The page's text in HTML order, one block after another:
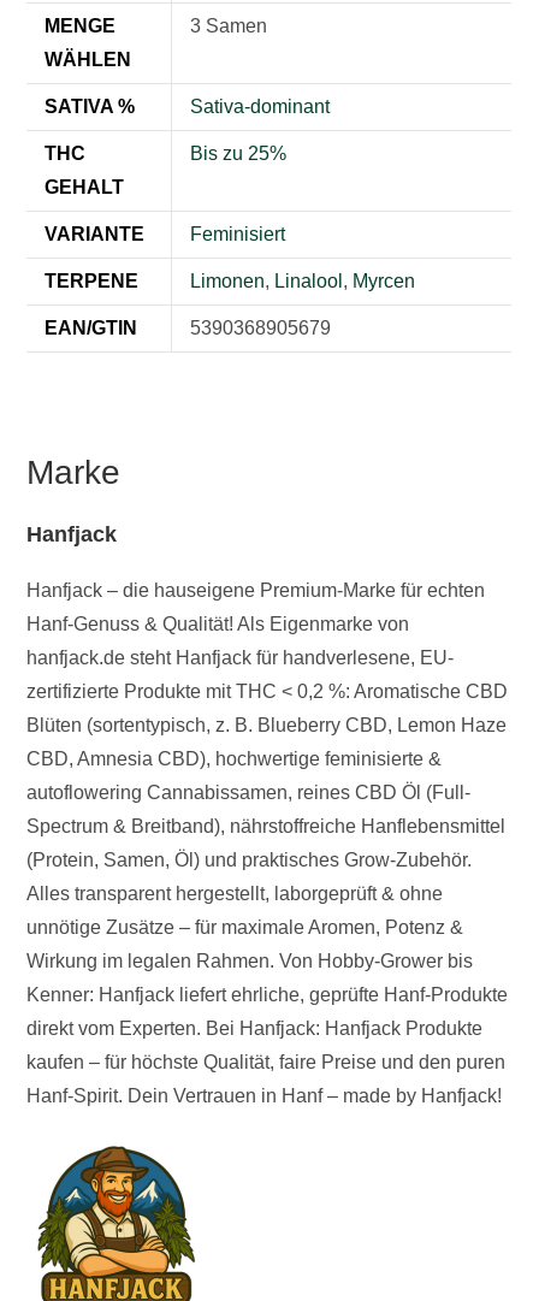
MENGE
WÄHLEN
3 Samen
SATIVA % Sativa-dominant
THC
GEHALT
Bis zu 25%
VARIANTE Feminisiert
TERPENE Limonen, Linalool , Myrcen
EAN/GTIN 5390368905679
Marke
Hanfjack
Hanfjack – die hauseigene Premium-Marke für echten
Hanf-Genuss & Qualität! Als Eigenmarke von
hanfjack.de steht Hanfjack für handverlesene, EU-
zertifizierte Produkte mit THC < 0,2 %: Aromatische CBD
Blüten (sortentypisch, z. B. Blueberry CBD, Lemon Haze
CBD, Amnesia CBD), hochwertige feminisierte &
autoflowering Cannabissamen, reines CBD Öl (Full-
Spectrum & Breitband), nährstoffreiche Hanflebensmittel
(Protein, Samen, Öl) und praktisches Grow-Zubehör.
Alles transparent hergestellt, laborgeprüft & ohne
unnötige Zusätze – für maximale Aromen, Potenz &
Wirkung im legalen Rahmen. Von Hobby-Grower bis
Kenner: Hanfjack liefert ehrliche, geprüfte Hanf-Produkte
direkt vom Experten. Bei Hanfjack: Hanfjack Produkte
kaufen – für höchste Qualität, faire Preise und den puren
Hanf-Spirit. Dein Vertrauen in Hanf – made by Hanfjack!